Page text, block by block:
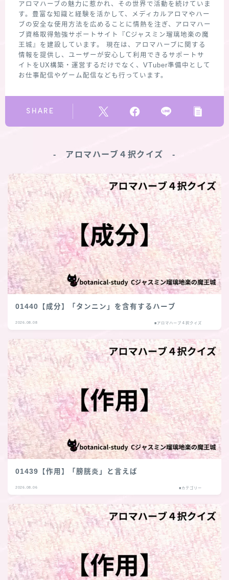
アロマハーブの魅力に惹かれ、その世界で活動を続けていま
す。豊富な知識と経験を活かして、メディカルアロマやハー
ブの安全な使用方法を広めることに情熱を注ぎ、アロマハー
ブ資格取得勉強サポートサイト『Cジャスミン瑠璃地楽の魔
王城』を建設しています。 現在は、アロマハーブに関する
情報を提供し、ユーザーが安心して利用できるサポートサ
イトをUX構築・運営するだけでなく、VTuber準備中として
お仕事配信やゲーム配信なども行っています。
SHARE
‐ アロマハーブ４択クイズ ‐
01440【成分】「タンニン」を含有するハーブ
2026.08.08 ■アロマハーブ４択クイズ
01439【作用】「膀胱炎」と言えば
2026.08.06 ■カテゴリー